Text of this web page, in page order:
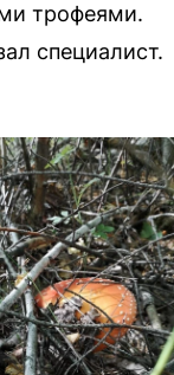
трофеями.
специалист.